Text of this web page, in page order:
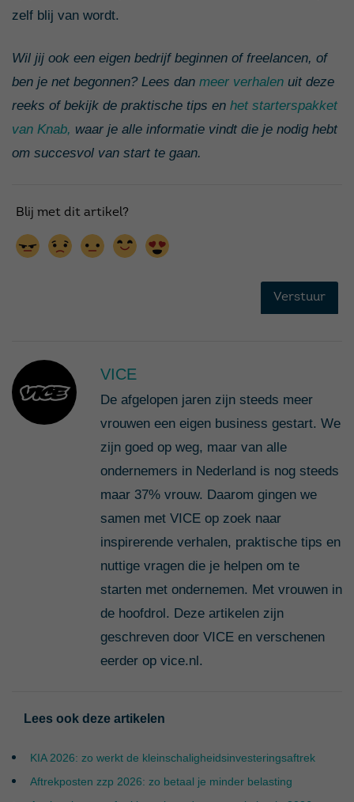
zelf blij van wordt.
Wil jij ook een eigen bedrijf beginnen of freelancen, of
ben je net begonnen? Lees dan meer verhalen uit deze
reeks of bekijk de praktische tips en het starterspakket
van Knab, waar je alle informatie vindt die je nodig hebt
om succesvol van start te gaan.
VICE
De afgelopen jaren zijn steeds meer
vrouwen een eigen business gestart. We
zijn goed op weg, maar van alle
ondernemers in Nederland is nog steeds
maar 37% vrouw. Daarom gingen we
samen met VICE op zoek naar
inspirerende verhalen, praktische tips en
nuttige vragen die je helpen om te
starten met ondernemen. Met vrouwen in
de hoofdrol. Deze artikelen zijn
geschreven door VICE en verschenen
eerder op vice.nl.
Lees ook deze artikelen
KIA 2026: zo werkt de kleinschaligheidsinvesteringsaftrek
Aftrekposten zzp 2026: zo betaal je minder belasting